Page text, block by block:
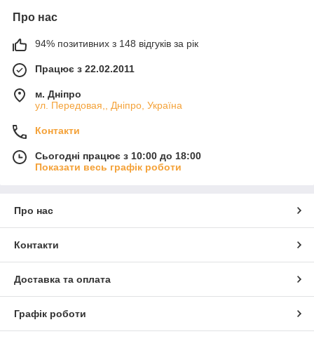
Про нас
94% позитивних з 148 відгуків за рік
Працює з 22.02.2011
м. Дніпро
ул. Передовая,, Дніпро, Україна
Контакти
Сьогодні працює з 10:00 до 18:00
Показати весь графік роботи
Про нас
Контакти
Доставка та оплата
Графік роботи